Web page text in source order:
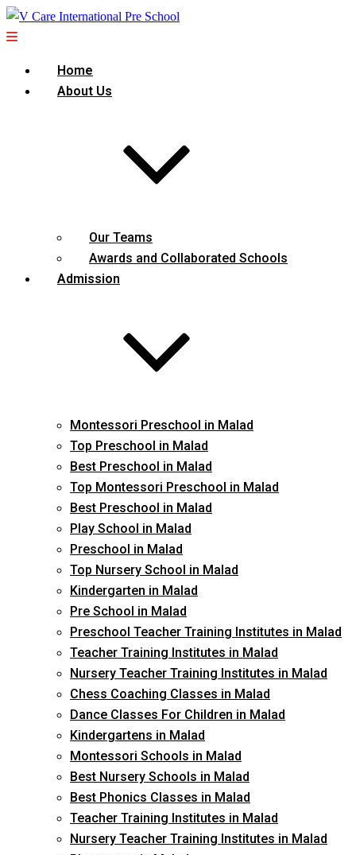
Home
About Us
Our Teams
Awards and Collaborated Schools
Admission
Montessori Preschool in Malad
Top Preschool in Malad
Best Preschool in Malad
Top Montessori Preschool in Malad
Best Preschool in Malad
Play School in Malad
Preschool in Malad
Top Nursery School in Malad
Kindergarten in Malad
Pre School in Malad
Preschool Teacher Training Institutes in Malad
Teacher Training Institutes in Malad
Nursery Teacher Training Institutes in Malad
Chess Coaching Classes in Malad
Dance Classes For Children in Malad
Kindergartens in Malad
Montessori Schools in Malad
Best Nursery Schools in Malad
Best Phonics Classes in Malad
Teacher Training Institutes in Malad
Nursery Teacher Training Institutes in Malad